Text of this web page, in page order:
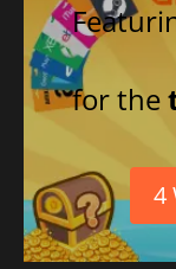
for the
4